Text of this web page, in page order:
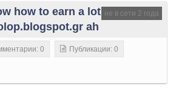
не в сети 2 года
how to earn a lot
ah
0 Публикации: 0